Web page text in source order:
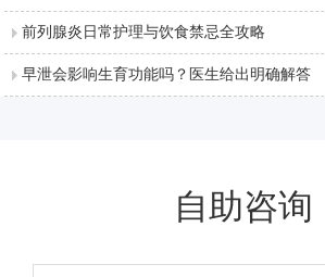
前列腺炎日常护理与饮食禁忌全攻略
早泄会影响生育功能吗？医生给出明确解答
自助咨询